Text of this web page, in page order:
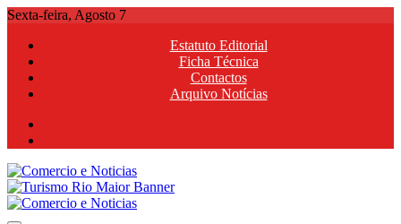
Skip
content
Sexta-feira, Agosto 7
Estatuto Editorial
Ficha Técnica
Contactos
Arquivo Notícias
Comercio e Noticias
Notícias e Publicidade Online